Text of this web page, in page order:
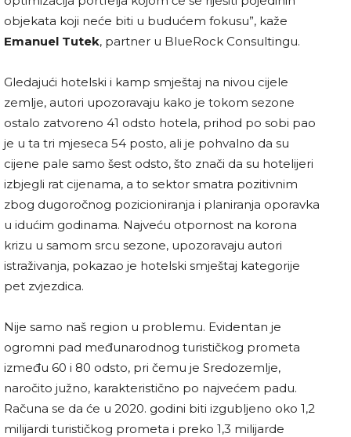
objekata koji neće biti u budućem fokusu”, kaže
Emanuel Tutek, partner u BlueRock Consultingu.
Gledajući hotelski i kamp smještaj na nivou cijele
zemlje, autori upozoravaju kako je tokom sezone
ostalo zatvoreno 41 odsto hotela, prihod po sobi pao
je u ta tri mjeseca 54 posto, ali je pohvalno da su
cijene pale samo šest odsto, što znači da su hotelijeri
izbjegli rat cijenama, a to sektor smatra pozitivnim
zbog dugoročnog pozicioniranja i planiranja oporavka
u idućim godinama. Najveću otpornost na korona
krizu u samom srcu sezone, upozoravaju autori
istraživanja, pokazao je hotelski smještaj kategorije
pet zvjezdica.
Nije samo naš region u problemu. Evidentan je
ogromni pad međunarodnog turističkog prometa
između 60 i 80 odsto, pri čemu je Sredozemlje,
naročito južno, karakteristično po najvećem padu.
Računa se da će u 2020. godini biti izgubljeno oko 1,2
milijardi turističkog prometa i preko 1,3 milijarde